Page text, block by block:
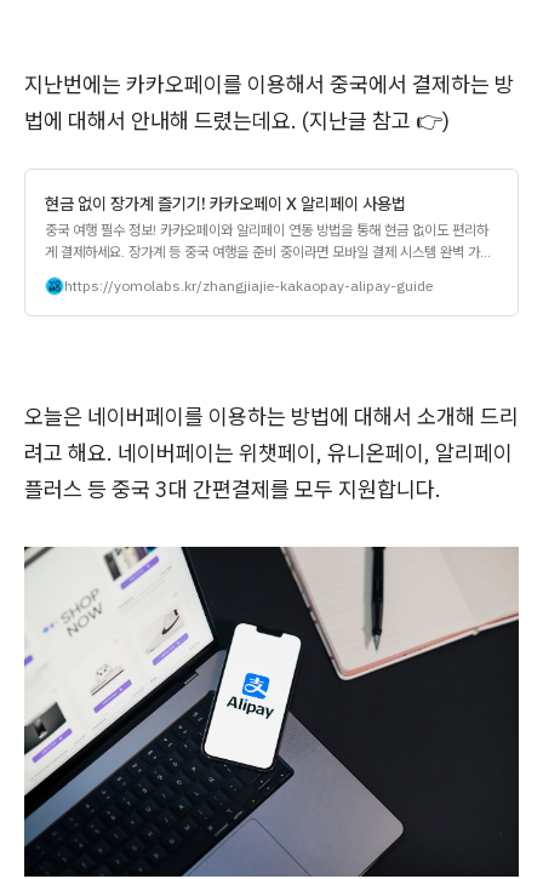
지난번에는 카카오페이를 이용해서 중국에서 결제하는 방
법에 대해서 안내해 드렸는데요. (지난글 참고 👉)
현금 없이 장가계 즐기기! 카카오페이 X 알리페이 사용법
중국 여행 필수 정보! 카카오페이와 알리페이 연동 방법을 통해 현금 없이도 편리하
게 결제하세요. 장가계 등 중국 여행을 준비 중이라면 모바일 결제 시스템 완벽 가이
드 확인하기. | 여행꿀팁
https://yomolabs.kr/zhangjiajie-kakaopay-alipay-guide
오늘은 네이버페이를 이용하는 방법에 대해서 소개해 드리
려고 해요. 네이버페이는 위챗페이, 유니온페이, 알리페이
플러스 등 중국 3대 간편결제를 모두 지원합니다.